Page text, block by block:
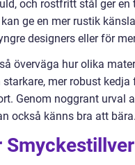
och rostfritt stål ger
ge en mer rustik
designers eller för
överväga hur olika
mer robust
Genom noggrant urval
också känns bra att bära.